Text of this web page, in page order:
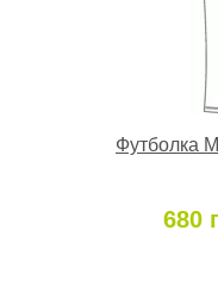
Футболка
680